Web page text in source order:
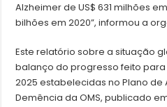
Alzheimer de US$ 631 milhões
bilhões em 2020”, informou a
Este relatório sobre a situação
balanço do progresso feito
2025 estabelecidas no Plano de
Demência da OMS, publicado em